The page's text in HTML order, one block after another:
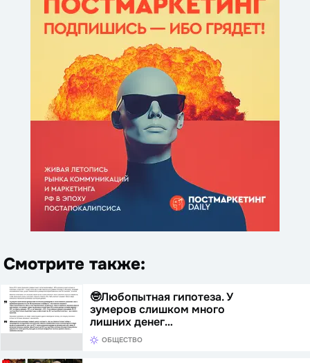
Смотрите также:
🤓Любопытная гипотеза. У
зумеров слишком много
лишних денег…
ОБЩЕСТВО